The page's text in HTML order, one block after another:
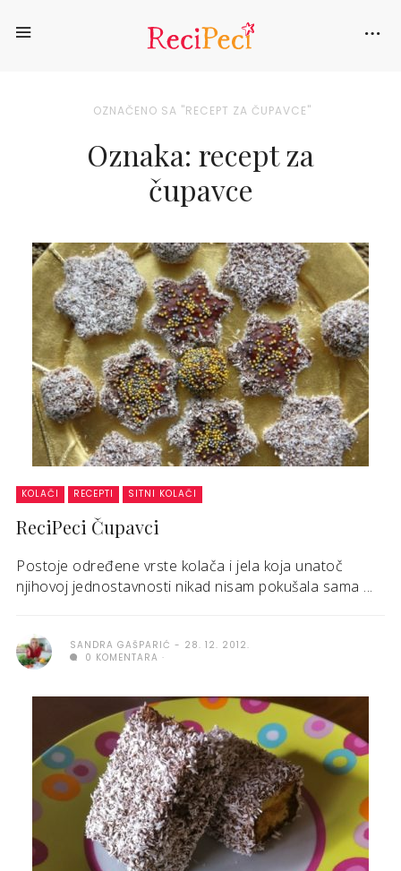
OZNAČENO SA "RECEPT ZA ČUPAVCE"
Oznaka: recept za
čupavce
KOLAČI RECEPTI SITNI KOLAČI
ReciPeci Čupavci
Postoje određene vrste kolača i jela koja unatoč
njihovoj jednostavnosti nikad nisam pokušala sama ...
SANDRA GAŠPARIĆ
28. 12. 2012.
0 KOMENTARA